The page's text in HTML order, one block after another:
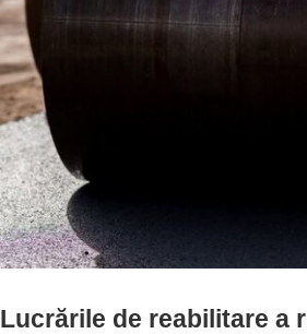
Lucrările de reabilitare a